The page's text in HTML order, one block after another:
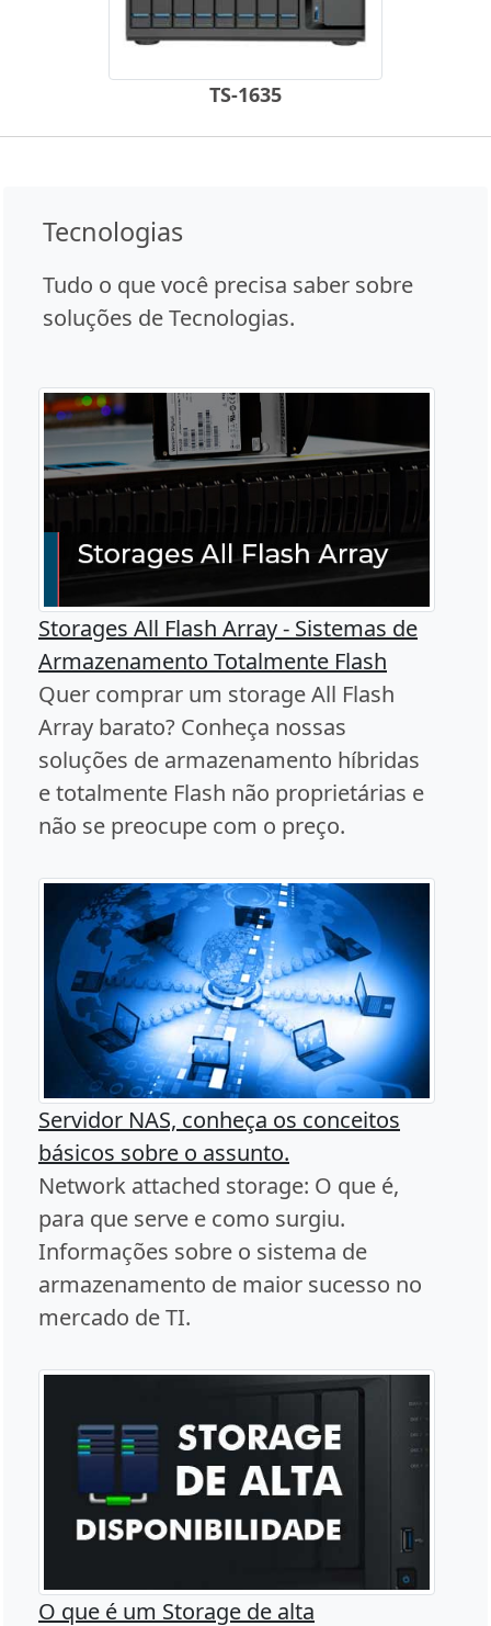
TS-1635
Tecnologias
Tudo o que você precisa saber sobre
soluções de Tecnologias.
Storages All Flash Array - Sistemas de
Armazenamento Totalmente Flash
Quer comprar um storage All Flash
Array barato? Conheça nossas
soluções de armazenamento híbridas
e totalmente Flash não proprietárias e
não se preocupe com o preço.
Servidor NAS, conheça os conceitos
básicos sobre o assunto.
Network attached storage: O que é,
para que serve e como surgiu.
Informações sobre o sistema de
armazenamento de maior sucesso no
mercado de TI.
O que é um Storage de alta